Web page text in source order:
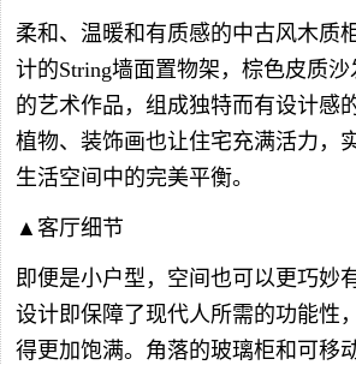
柔和、温暖和有质感的中古风木质
计的String墙面置物架，棕色皮质
的艺术作品，组成独特而有设计感
植物、装饰画也让住宅充满活力，
生活空间中的完美平衡。
▲客厅细节
即便是小户型，空间也可以更巧妙
设计即保障了现代人所需的功能性
得更加饱满。角落的玻璃柜和可移